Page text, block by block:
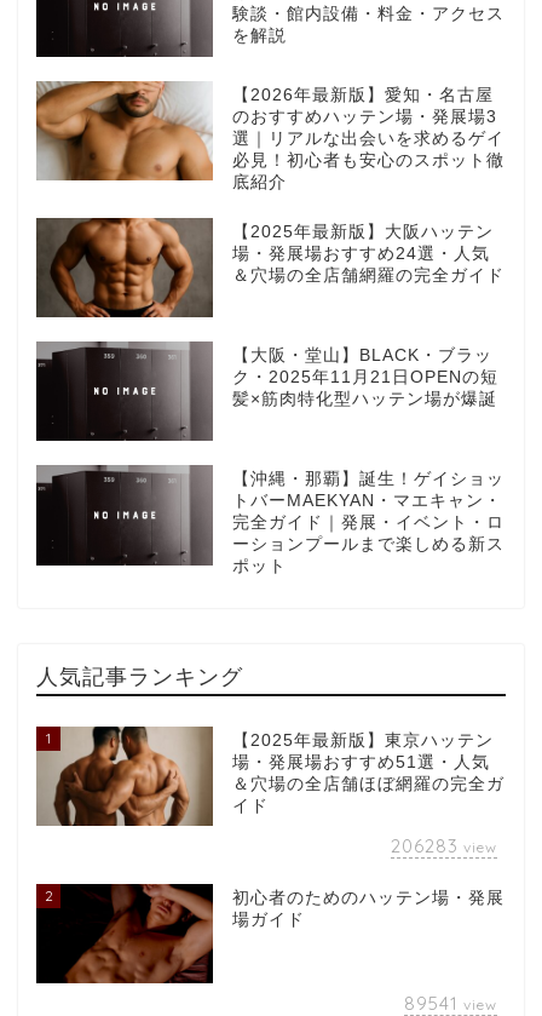
験談・館内設備・料金・アクセス
を解説
【2026年最新版】愛知・名古屋
のおすすめハッテン場・発展場3
選｜リアルな出会いを求めるゲイ
必見！初心者も安心のスポット徹
底紹介
【2025年最新版】大阪ハッテン
場・発展場おすすめ24選・人気
＆穴場の全店舗網羅の完全ガイド
【大阪・堂山】BLACK・ブラッ
ク・2025年11月21日OPENの短
髪×筋肉特化型ハッテン場が爆誕
【沖縄・那覇】誕生！ゲイショッ
トバーMAEKYAN・マエキャン・
完全ガイド｜発展・イベント・ロ
ーションプールまで楽しめる新ス
ポット
人気記事ランキング
1
【2025年最新版】東京ハッテン
場・発展場おすすめ51選・人気
＆穴場の全店舗ほぼ網羅の完全ガ
イド
206283 view
2
初心者のためのハッテン場・発展
場ガイド
89541 view